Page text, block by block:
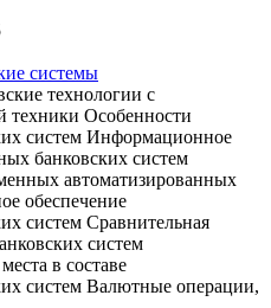
системы
технологии с
техники Особенности
систем Информационное
банковских систем
автоматизированных
обеспечение
систем Сравнительная
систем
в составе
систем Валютные операции,